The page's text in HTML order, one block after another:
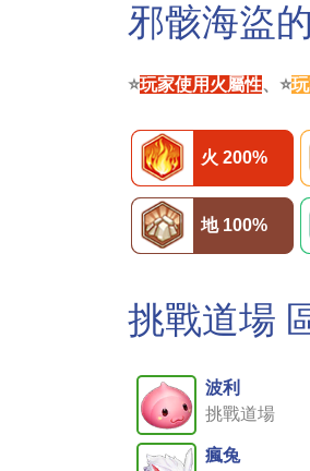
邪骸海盜
⭐玩家使用火屬性、⭐
火 200%
地 100%
挑戰道場
波利
挑戰道場
瘋兔